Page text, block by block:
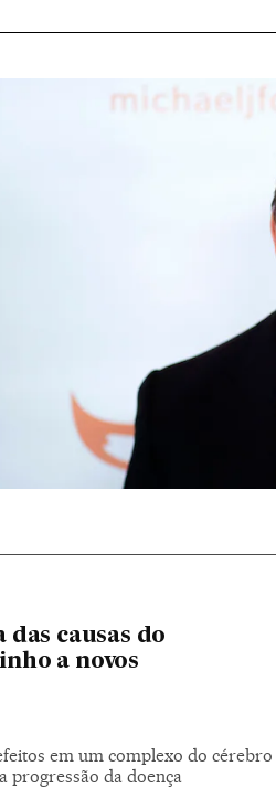
causas do
a novos
em um complexo do cérebro
progressão da doença